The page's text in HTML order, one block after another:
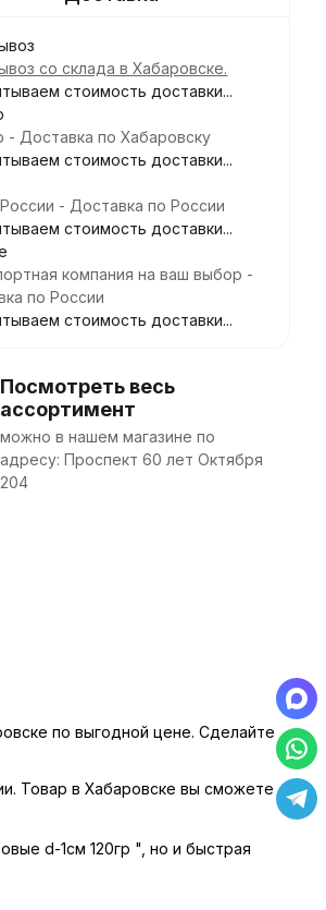
со склада в Хабаровске.
стоимость доставки...
- Доставка по Хабаровску
стоимость доставки...
- Доставка по России
стоимость доставки...
компания на ваш выбор -
по России
стоимость доставки...
Посмотреть весь
ассортимент
можно в нашем магазине по
адресу: Проспект 60 лет Октября
204
по выгодной цене. Сделайте
Товар в Хабаровске вы сможете
d-1см 120гр ", но и быстрая